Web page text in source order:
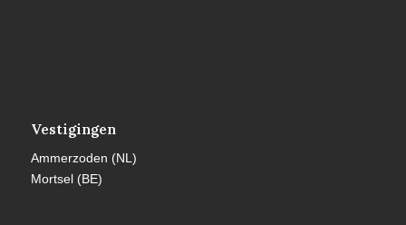
Vestigingen
Ammerzoden (NL)
Mortsel (BE)